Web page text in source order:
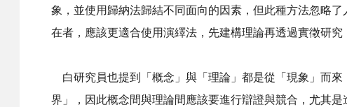
象，並使用歸納法歸結不同面向的因素，但此種方法忽略
在者，應該更適合使用演繹法，先建構理論再透過實徵研究
白研究員也提到「概念」與「理論」都是從「現象」而來
界」，因此概念間與理論間應該要進行辯證與競合，尤其